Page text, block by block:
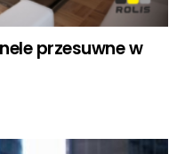
przesuwne w